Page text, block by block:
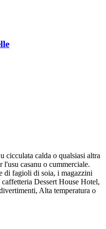
cicculata calda o qualsiasi altra
l'usu casanu o cummerciale.
di fagioli di soia, i magazzini
Dessert House Hotel,
Alta temperatura o